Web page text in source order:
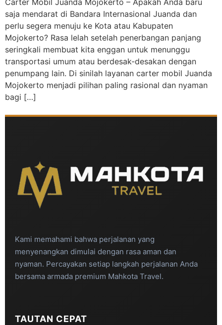
saja mendarat di Bandara Internasional Juanda dan
perlu segera menuju ke Kota atau Kabupaten
Mojokerto? Rasa lelah setelah penerbangan panjang
seringkali membuat kita enggan untuk menunggu
transportasi umum atau berdesak-desakan dengan
penumpang lain. Di sinilah layanan carter mobil Juanda
Mojokerto menjadi pilihan paling rasional dan nyaman
bagi […]
Kami memahami bahwa perjalanan yang
menyenangkan dimulai dengan rasa aman dan
nyaman. Percayakan setiap langkah perjalanan Anda
bersama armada premium Mahkota Travel.
TAUTAN CEPAT